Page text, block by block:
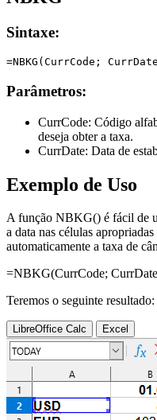
Sintaxe:
Parâmetros:
CurrCode: Código
deseja obter a taxa.
CurrDate: Data de
Exemplo de Uso
A função NBKG() é fácil de
a data nas células
automaticamente a taxa de
=NBKG(CurrCode; CurrDate
Teremos o seguinte resultado:
LibreOffice Calc Excel